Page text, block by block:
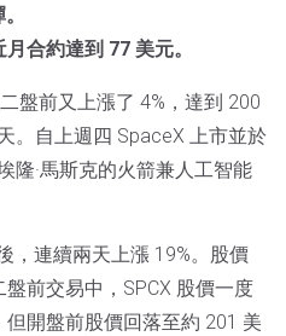
合約達到 77 美元。
盤前又上漲了 4%，達到 200
。自上週四 SpaceX 上市並於
隆·馬斯克的火箭兼人工智能
，連續兩天上漲 19%。股價
前交易中，SPCX 股價一度
開盤前股價回落至約 201 美